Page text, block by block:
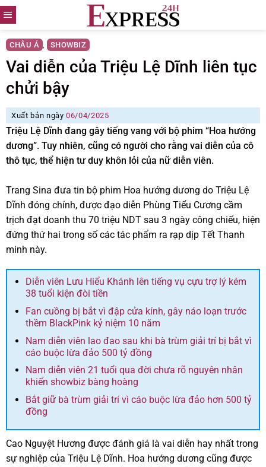
Skip
to
content
CHÂU Á , SHOWBIZ
Vai diễn của Triệu Lệ Dĩnh liên tục
chửi bậy
Xuất bản ngày06/04/2025
Triệu Lệ Dĩnh đang gây tiếng vang với bộ phim “Hoa hướng
dương”. Tuy nhiên, cũng có người cho rằng vai diễn của cô
thô tục, thể hiện tư duy khôn lỏi của nữ diễn viên.
Trang Sina đưa tin bộ phim Hoa hướng dương do Triệu Lệ
Dĩnh đóng chính, được đạo diễn Phùng Tiểu Cương cầm
trịch đạt doanh thu 70 triệu NDT sau 3 ngày công chiếu, hiện
đứng thứ hai trong số các tác phẩm ra rạp dịp Tết Thanh
minh này.
Diễn viên Lưu Hiểu Khánh lên tiếng vụ cựu trợ lý kém
38 tuổi kiện đòi tiền
Fan cuồng bị bắt vì đập cửa kính, gây náo loạn trước
thềm BlackPink kỷ niệm 10 năm
Nam diễn viên lao đao sau khi bà trùm giải trí bị bắt vì
cáo buộc lừa đảo 500 tỷ đồng
Nam diễn viên 21 tuổi qua đời chưa rõ nguyên nhân
khiến showbiz bàng hoàng
Bắt giữ bà trùm giải trí vì cáo buộc lừa đảo hơn 500 tỷ
đồng
Cao Nguyệt Hương được đánh giá là vai diễn hay nhất trong
sự nghiệp của Triệu Lệ Dĩnh. Hoa hướng dương cũng được